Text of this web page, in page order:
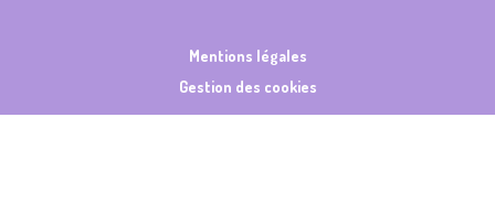
Mentions légales
Gestion des cookies